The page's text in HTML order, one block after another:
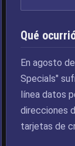
Qué
En agosto
Specials"
línea datos
direcciones
tarjetas de